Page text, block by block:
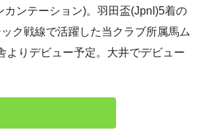
ンテーション)。羽田盃(JpnI)5着の
ク戦線で活躍した当クラブ所属馬ム
よりデビュー予定。大井でデビュー